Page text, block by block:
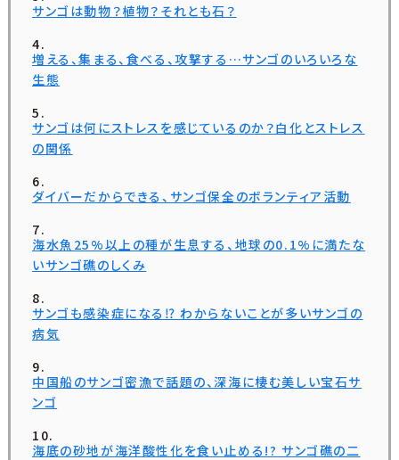
サンゴは動物？植物？それとも石？
増える、集まる、食べる、攻撃する…サンゴのいろいろな
生態
サンゴは何にストレスを感じているのか？白化とストレス
の関係
ダイバーだからできる、サンゴ保全のボランティア活動
海水魚25%以上の種が生息する、地球の0.1%に満たな
いサンゴ礁のしくみ
サンゴも感染症になる⁉ わからないことが多いサンゴの
病気
中国船のサンゴ密漁で話題の、深海に棲む美しい宝石サ
ンゴ
海底の砂地が海洋酸性化を食い止める!? サンゴ礁の二